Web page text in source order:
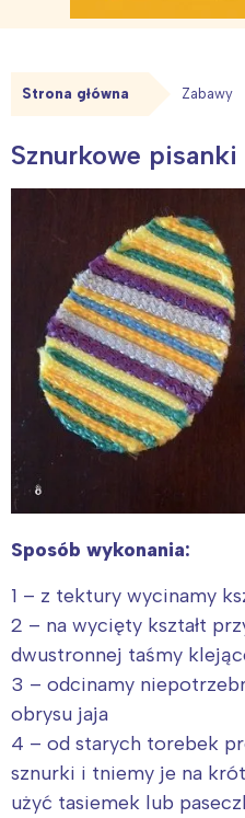
Strona główna Zabawy
Sznurkowe pisanki
Sposób wykonania:
1 – z tektury wycinamy
2 – na wycięty kształt
dwustronnej taśmy
3 – odcinamy
obrysu jaja
4 – od starych torebek
sznurki i tniemy je na
użyć tasiemek lub